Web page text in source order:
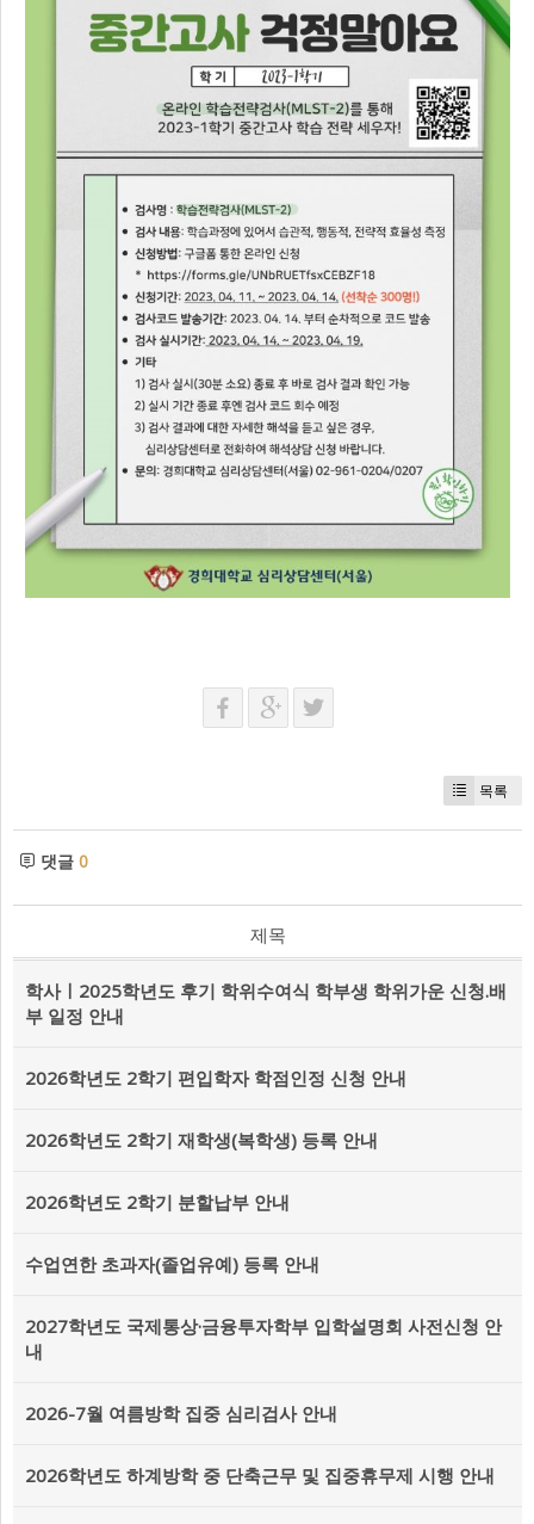
목록
댓글 0
제목
학사ㅣ2025학년도 후기 학위수여식 학부생 학위가운 신청.배
부 일정 안내
2026학년도 2학기 편입학자 학점인정 신청 안내
2026학년도 2학기 재학생(복학생) 등록 안내
2026학년도 2학기 분할납부 안내
수업연한 초과자(졸업유예) 등록 안내
2027학년도 국제통상·금융투자학부 입학설명회 사전신청 안
내
2026-7월 여름방학 집중 심리검사 안내
2026학년도 하계방학 중 단축근무 및 집중휴무제 시행 안내